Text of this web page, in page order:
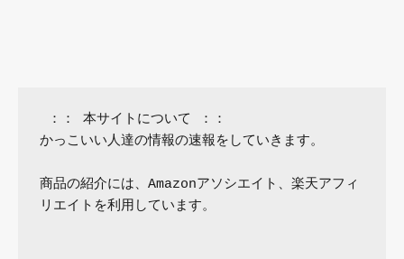
かっこいい人達の情報の速報をしていきます。
商品の紹介には、Amazonアソシエイト、楽天アフィ
リエイトを利用しています。